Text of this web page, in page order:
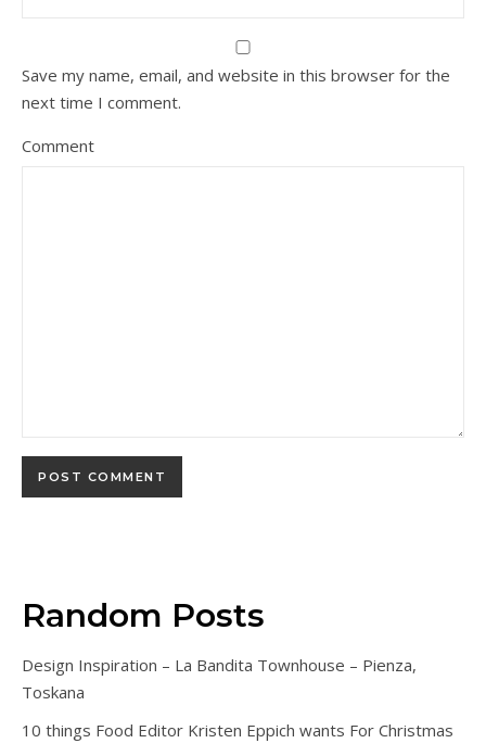
Save my name, email, and website in this browser for the
next time I comment.
Comment
Random Posts
Design Inspiration – La Bandita Townhouse – Pienza,
Toskana
10 things Food Editor Kristen Eppich wants For Christmas